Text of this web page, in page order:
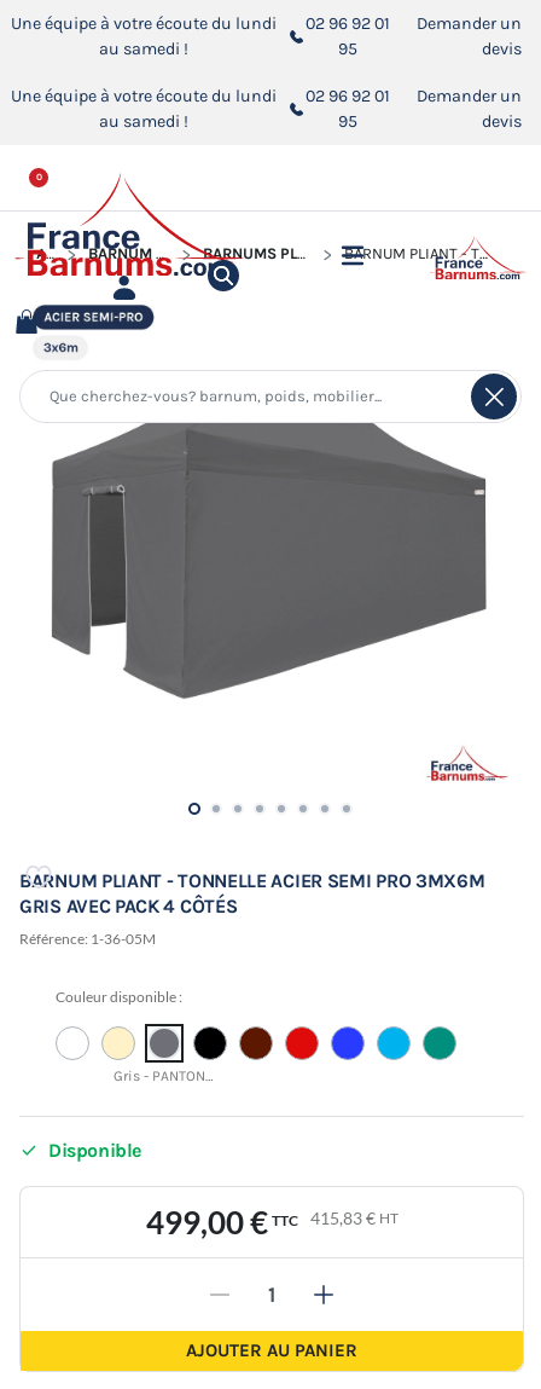
Une équipe à votre écoute du lundi
au samedi !
02 96 92 01
95
Demander un
devis
Une équipe à votre écoute du lundi
au samedi !
02 96 92 01
95
Demander un
devis
0
ACCUEIL BARNUM PLIANT - TONNELLE ACIER SEMI PRO BARNUMS PLIANTS - TONNELLES ACIER SEMI PRO 3MX6M BARNUM PLIANT - TONNELLE ACIER SEMI PRO 3MX6M GRIS AVEC PACK 4 CÔTÉS
BARNUM PLIANT - TONNELLE ACIER SEMI PRO 3MX6M
GRIS AVEC PACK 4 CÔTÉS
Référence: 1-36-05M
Couleur disponible :
Gris - PANTONE 18-4005 TCX
 Disponible
499,00 € TTC 415,83 € HT
- +
AJOUTER AU PANIER